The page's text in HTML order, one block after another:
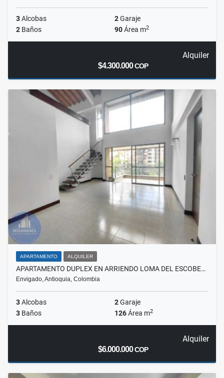
3Alcobas 2Garaje
2 Baños 90Área m2
Alquiler
$4.300.000COP
APARTAMENTO ALQUILER
APARTAMENTO DUPLEX EN ARRIENDO LOMA DEL ESCOBE…
Envigado, Antioquia, Colombia
3Alcobas 2Garaje
3 Baños 126Área m2
Alquiler
$6.000.000COP